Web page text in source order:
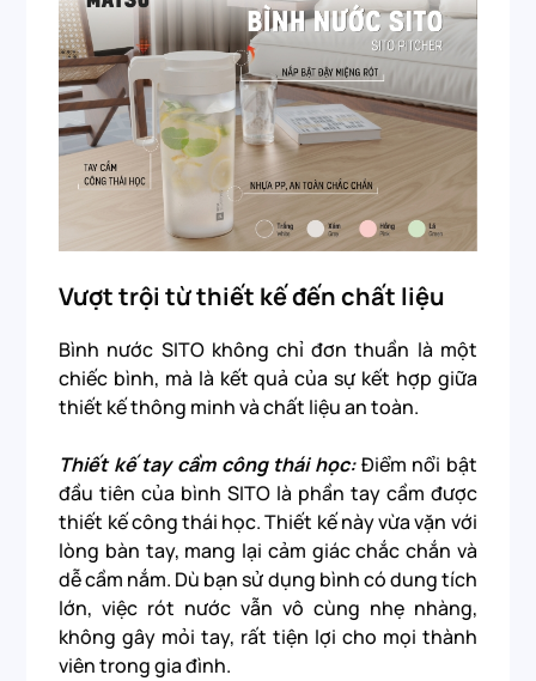
Vượt trội từ thiết kế đến chất liệu
Bình nước SITO không chỉ đơn thuần là một
chiếc bình, mà là kết quả của sự kết hợp giữa
thiết kế thông minh và chất liệu an toàn.
Thiết kế tay cầm công thái học:Điểm nổi bật
đầu tiên của bình SITO là phần tay cầm được
thiết kế công thái học. Thiết kế này vừa vặn với
lòng bàn tay, mang lại cảm giác chắc chắn và
dễ cầm nắm. Dù bạn sử dụng bình có dung tích
lớn, việc rót nước vẫn vô cùng nhẹ nhàng,
không gây mỏi tay, rất tiện lợi cho mọi thành
viên trong gia đình.